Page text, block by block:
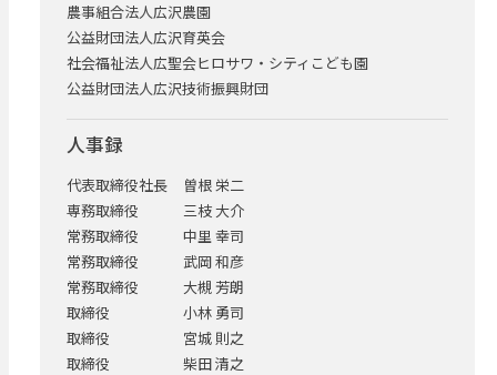
農事組合法人広沢農園
公益財団法人広沢育英会
社会福祉法人広聖会ヒロサワ・シティこども園
公益財団法人広沢技術振興財団
人事録
代表取締役社長
曽根 栄二
専務取締役
三枝 大介
常務取締役
中里 幸司
常務取締役
武岡 和彦
常務取締役
大槻 芳朗
取締役
小林 勇司
取締役
宮城 則之
取締役
柴田 清之